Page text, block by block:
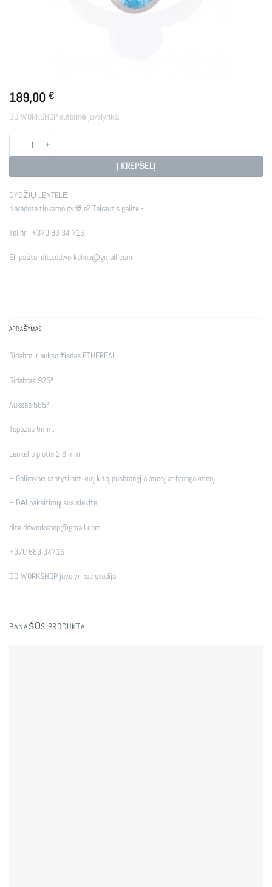
189,00 €
DD WORKSHOP autorinė juvelyrika.
produkto kiekis: ETHEREAL
Į KREPŠELĮ
DYDŽIŲ LENTELĖ
Neradote tinkamo dydžio? Teirautis galite -
Tel nr.: +370 83 34 716
El. paštu: dite.ddworkshop@gmail.com
APRAŠYMAS
Sidabro ir aukso žiedas ETHEREAL
Sidabras 925º
Auksas 585º
Topazas 5mm.
Lankelio plotis 2.8 mm.
– Galimybė statyti bet kurį kitą pusbrangį akmenį ar brangakmenį.
– Dėl pakeitimų susisiekite:
dite.ddworkshop@gmail.com
+370 683 34716
DD WORKSHOP juvelyrikos studija.
PANAŠŪS PRODUKTAI